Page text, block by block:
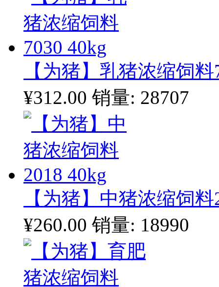
【为猪】乳猪浓缩饲
¥312.00 销量: 28707
【为猪】中猪浓缩饲
¥260.00 销量: 18990